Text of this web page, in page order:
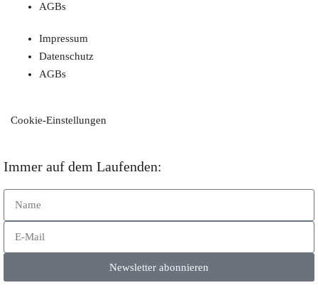
AGBs
Impressum
Datenschutz
AGBs
Cookie-Einstellungen
Immer auf dem Laufenden:
Newsletter abonnieren